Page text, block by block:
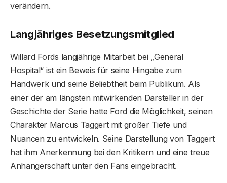
verändern.
Langjähriges Besetzungsmitglied
Willard Fords langjährige Mitarbeit bei „General
Hospital“ ist ein Beweis für seine Hingabe zum
Handwerk und seine Beliebtheit beim Publikum. Als
einer der am längsten mitwirkenden Darsteller in der
Geschichte der Serie hatte Ford die Möglichkeit, seinen
Charakter Marcus Taggert mit großer Tiefe und
Nuancen zu entwickeln. Seine Darstellung von Taggert
hat ihm Anerkennung bei den Kritikern und eine treue
Anhängerschaft unter den Fans eingebracht.